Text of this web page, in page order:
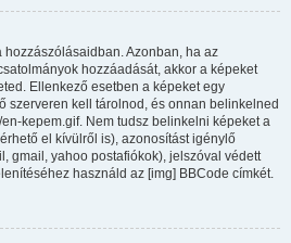
hozzászólásaidban. Azonban, ha az
hozzáadását, akkor a képeket
Ellenkező esetben a képeket egy
szerveren kell tárolnod, és onnan belinkelned
kepem.gif. Nem tudsz belinkelni képeket a
el kívülről is), azonosítást igénylő
gmail, yahoo postafiókok), jelszóval védett
használd az [img] BBCode címkét.